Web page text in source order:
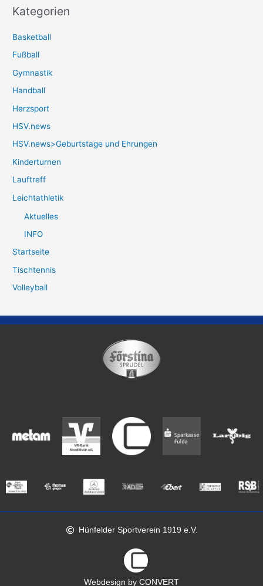
Kategorien
Basketball
Fußball
Gymnastik
Handball
Herzsport
HSV.news
HSV.news>Geburtstage und Ehrungen
Kinderturnen
Lauftreff
Leichtathletik
Aktuelles
INFO
Startseite
Tischtennis
Volleyball
Hünfelder Sportverein 1919 e.V.
Webdesign by CONVERT